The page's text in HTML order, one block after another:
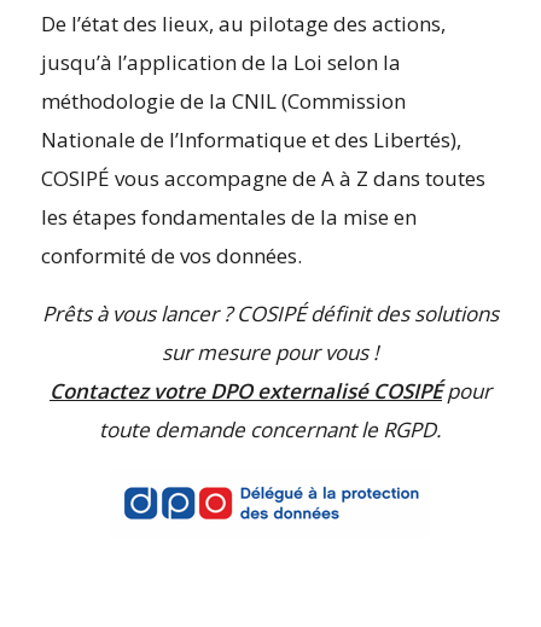
De l’état des lieux, au pilotage des actions,
jusqu’à l’application de la Loi selon la
méthodologie de la CNIL (Commission
Nationale de l’Informatique et des Libertés),
COSIPÉ vous accompagne de A à Z dans toutes
les étapes fondamentales de la mise en
conformité de vos données.
Prêts à vous lancer ? COSIPÉ définit des solutions
sur mesure pour vous !
Contactez votre DPO externalisé COSIPÉpour
toute demande concernant le RGPD.